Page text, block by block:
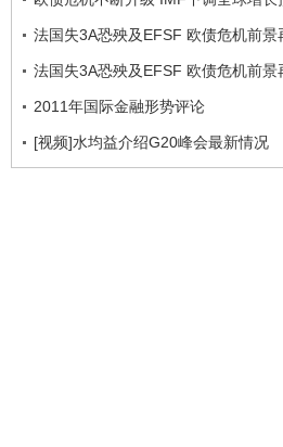
法国失3A恐殃及EFSF 欧债危机前景
法国失3A恐殃及EFSF 欧债危机前景
2011年国际金融形势评论
[视频]水均益介绍G20峰会最新情况